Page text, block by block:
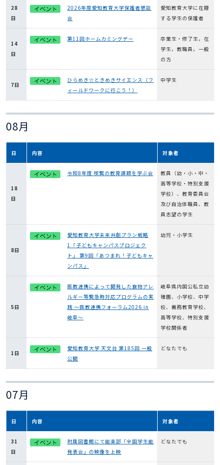
28
日
2026年度愛知教育大学保護者懇談
会
愛知教育大学に在籍
する学生の保護者
14
日
第11回ホームカミングデー
卒業生・修了生，在
学生，教職員，一般
の方
7日
ひらめき☆ときめきサイエンス（フ
ィールドワークに行こう！）
中学生
08月
日 内容 対象者
18
日
令和8年度 喫緊の教育課題を学ぶ会
教員（幼・小・中・
高等学校・特別支援
学校）、教育委員会
及び自治体職員、教
員志望の学生
8日
愛知教育大学未来共創プラン戦略
1「子どもキャンパスプロジェク
ト」 第9回「あつまれ！子どもキャ
ンパス」
幼児・小学生
5日
医教連携によって開発した食物アレ
ルギー等緊急時対応プログラムの実
践 ～医教連携フォーラム2026 in
岐阜～
岐阜県内国公私立幼
稚園、小学校、中学
校、義務教育学校、
高等学校、特別支援
学校関係者
1日
愛知教育大学 天文台 第185回 一般
公開
どなたでも
07月
日 内容 対象者
31
日
附属図書館にて能楽部「全国学生能
発表会」の映像を上映
どなたでも